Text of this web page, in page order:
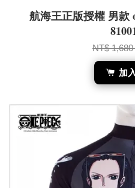
航海王正版授權 男款
NT$ 1,680
加